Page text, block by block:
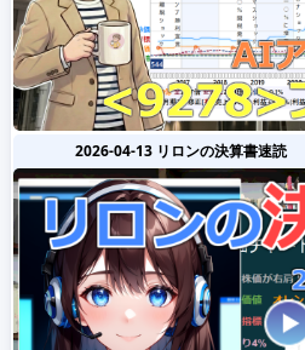
2026-04-13 リロンの決算書速読